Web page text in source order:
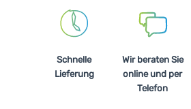
Ultraleichte
Schnelle
Lieferung
Wir beraten Sie
online und per
Telefon